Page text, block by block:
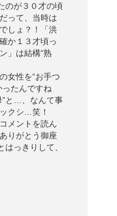
のが３０才の頃
って、当時は
しょ？！「洪
か１３才頃っ
」は結構“熟
女性を“お手つ
ったんですね
”と…、なんて事
クシ…笑！
メントを読ん
りがとう御座
はっきりして、